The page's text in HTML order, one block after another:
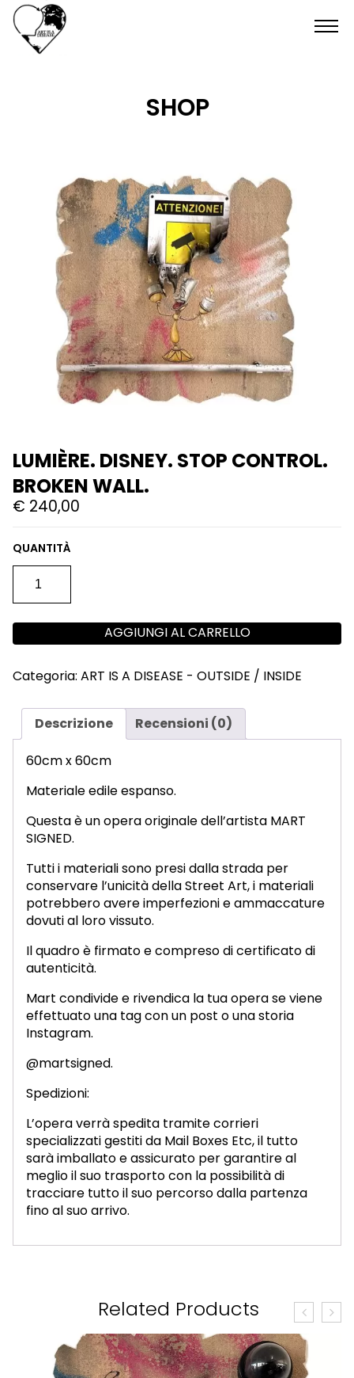
SHOP
LUMIÈRE. DISNEY. STOP CONTROL.
BROKEN WALL.
€ 240,00
LUMIÈRE.
DISNEY.
BROKEN
QUANTITÀ
AGGIUNGI AL CARRELLO
Categoria: ART IS A DISEASE - OUTSIDE / INSIDE
Descrizione Recensioni (0)
60cm x 60cm
Materiale edile espanso.
Questa è un opera originale dell’artista MART
SIGNED.
Tutti i materiali sono presi dalla strada per
conservare l’unicità della Street Art, i materiali
potrebbero avere imperfezioni e ammaccature
dovuti al loro vissuto.
Il quadro è firmato e compreso di certificato di
autenticità.
Mart condivide e rivendica la tua opera se viene
effettuato una tag con un post o una storia
Instagram.
@martsigned.
Spedizioni:
L’opera verrà spedita tramite corrieri
specializzati gestiti da Mail Boxes Etc, il tutto
sarà imballato e assicurato per garantire al
meglio il suo trasporto con la possibilità di
tracciare tutto il suo percorso dalla partenza
fino al suo arrivo.
Related Products